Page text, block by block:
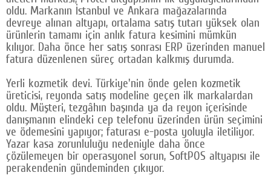
oldu. Markanın İstanbul ve Ankara mağazalarında
devreye alınan altyapı, ortalama satış tutarı yüksek olan
ürünlerin tamamı için anlık fatura kesimini mümkün
kılıyor. Daha önce her satış sonrası ERP üzerinden manuel
fatura düzenlenen süreç ortadan kalkmış durumda.
Yerli kozmetik devi. Türkiye'nin önde gelen kozmetik
üreticisi, reyonda satış modeline geçen ilk markalardan
oldu. Müşteri, tezgâhın başında ya da reyon içerisinde
danışmanın elindeki cep telefonu üzerinden ürün seçimini
ve ödemesini yapıyor; faturası e-posta yoluyla iletiliyor.
Yazar kasa zorunluluğu nedeniyle daha önce
çözülemeyen bir operasyonel sorun, SoftPOS altyapısı ile
perakendenin gündeminden çıkıyor.